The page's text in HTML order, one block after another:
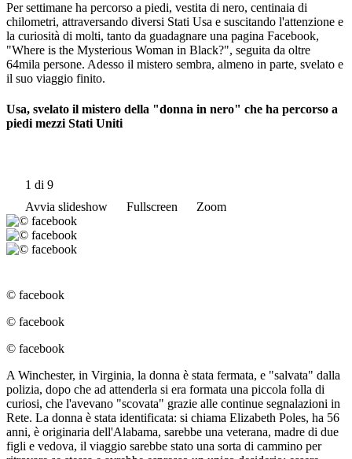
Per settimane ha percorso a piedi, vestita di nero, centinaia di
chilometri, attraversando diversi Stati Usa e suscitando l'attenzione e
la curiosità di molti, tanto da guadagnare una pagina Facebook,
"Where is the Mysterious Woman in Black?", seguita da oltre
64mila persone. Adesso il mistero sembra, almeno in parte, svelato e
il suo viaggio finito.
Usa, svelato il mistero della "donna in nero" che ha percorso a
piedi mezzi Stati Uniti
1 di 9
Avvia slideshow
Fullscreen Zoom
© facebook
© facebook
© facebook
A Winchester, in Virginia, la donna è stata fermata, e "salvata" dalla
polizia, dopo che ad attenderla si era formata una piccola folla di
curiosi, che l'avevano "scovata" grazie alle continue segnalazioni in
Rete. La donna è stata identificata: si chiama Elizabeth Poles, ha 56
anni, è originaria dell'Alabama, sarebbe una veterana, madre di due
figli e vedova, il viaggio sarebbe stato una sorta di cammino per